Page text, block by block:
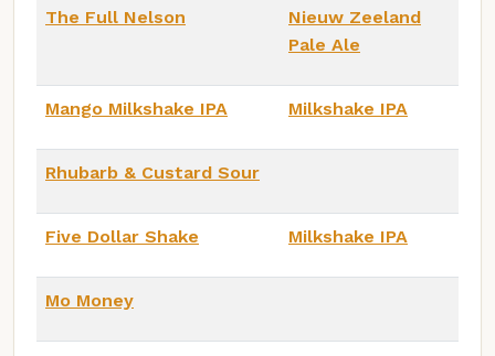
The Full Nelson
Nieuw Zeeland
Pale Ale
Mango Milkshake IPA Milkshake IPA
Rhubarb & Custard Sour
Five Dollar Shake Milkshake IPA
Mo Money